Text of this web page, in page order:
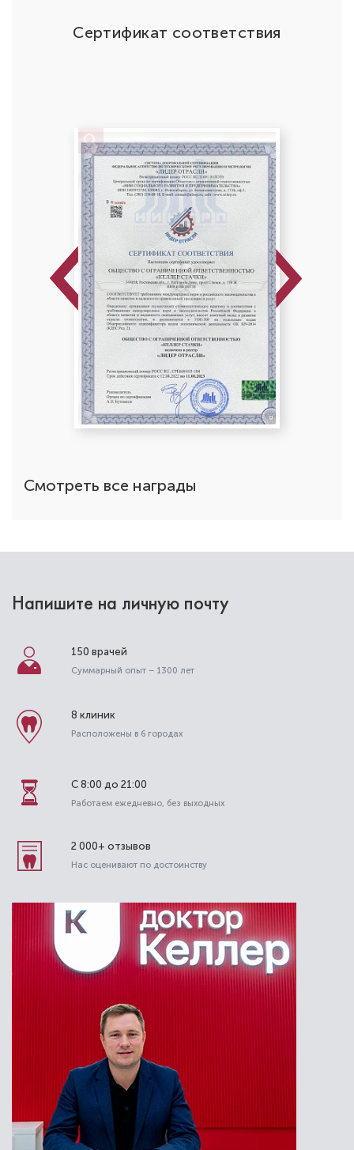
Стаж работы: 10 лет
Романовская Оксана Петровна
Стоматолог-ортодонт
Специальность: детская ортодонтия,
Стоматолог-ортодонт
ортодонтия
Сафиулина Анастасия Михайловна
Стоматолог-ортодонт
Специальность: детская ортодонтия,
ортодонтия
Стаж работы: 3 года
Сертификат соответствия
Previous Next
Смотреть все награды
Напишите на личную почту
150 врачей
Суммарный опыт – 1300 лет
8 клиник
Расположены в 6 городах
С 8:00 до 21:00
Работаем ежедневно, без выходных
2 000+ отзывов
Нас оценивают по достоинству